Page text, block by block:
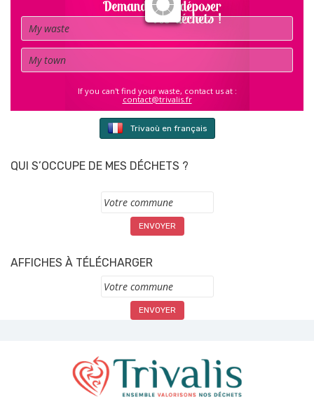
Waste
Town
If you can't find your waste, contact us at :
contact@trivalis.fr
Trivaoù en français
QUI S’OCCUPE DE MES DÉCHETS ?
Commune
AFFICHES À TÉLÉCHARGER
Commune